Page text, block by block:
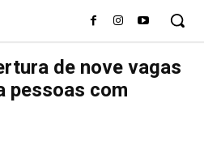
de nove vagas
pessoas com